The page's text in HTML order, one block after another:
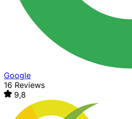
Google
16 Reviews
9,8